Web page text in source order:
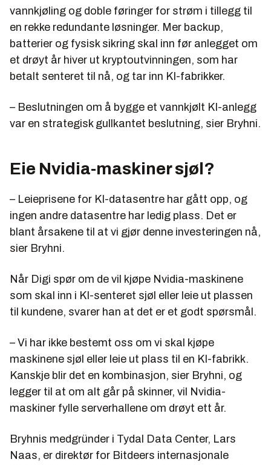
vannkjøling og doble føringer for strøm i tillegg til
en rekke redundante løsninger. Mer backup,
batterier og fysisk sikring skal inn før anlegget om
et drøyt år hiver ut kryptoutvinningen, som har
betalt senteret til nå, og tar inn KI-fabrikker.
– Beslutningen om å bygge et vannkjølt KI-anlegg
var en strategisk gullkantet beslutning, sier Bryhni.
Eie Nvidia-maskiner sjøl?
– Leieprisene for KI-datasentre har gått opp, og
ingen andre datasentre har ledig plass. Det er
blant årsakene til at vi gjør denne investeringen nå,
sier Bryhni.
Når Digi spør om de vil kjøpe Nvidia-maskinene
som skal inn i KI-senteret sjøl eller leie ut plassen
til kundene, svarer han at det er et godt spørsmål.
– Vi har ikke bestemt oss om vi skal kjøpe
maskinene sjøl eller leie ut plass til en KI-fabrikk.
Kanskje blir det en kombinasjon, sier Bryhni, og
legger til at om alt går på skinner, vil Nvidia-
maskiner fylle serverhallene om drøyt ett år.
Bryhnis medgründer i Tydal Data Center, Lars
Naas, er direktør for Bitdeers internasjonale